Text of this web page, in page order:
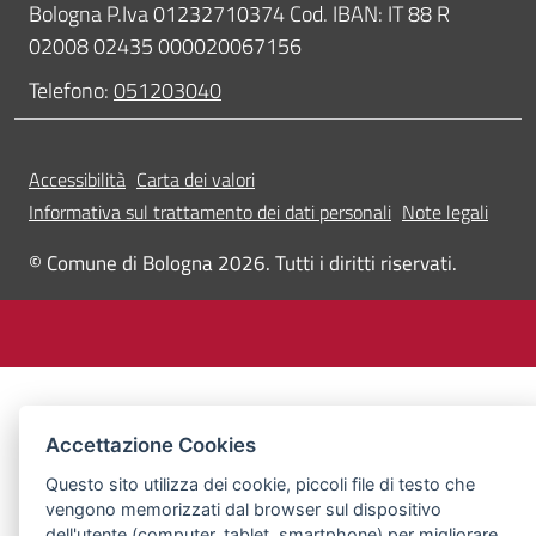
Bologna P.Iva 01232710374 Cod. IBAN: IT 88 R
02008 02435 000020067156
Telefono:051203040
Accessibilità Carta dei valori
Informativa sul trattamento dei dati personali Note legali
© Comune di Bologna 2026. Tutti i diritti riservati.
Accettazione Cookies
Questo sito utilizza dei cookie, piccoli file di testo che
vengono memorizzati dal browser sul dispositivo